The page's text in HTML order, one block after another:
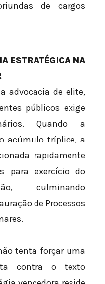
de cargos
ESTRATÉGICA NA
advocacia de elite,
públicos exige
Quando a
acúmulo tríplice, a
rapidamente
para exercício do
culminando
de Processos
tenta forçar uma
contra o texto